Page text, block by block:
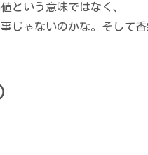
という意味ではなく、
じゃないのかな。そして香